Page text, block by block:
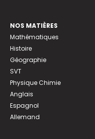
NOS MATIÈRES
Mathématiques
Histoire
Géographie
SVT
Physique Chimie
Anglais
Espagnol
Allemand